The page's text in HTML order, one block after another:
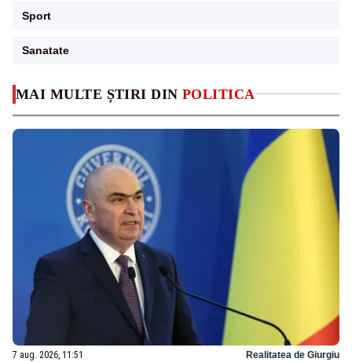
MAI MULTE ȘTIRI DIN POLITICA
7 aug. 2026, 11:51 Realitatea de Giurgiu
Sport
Sanatate